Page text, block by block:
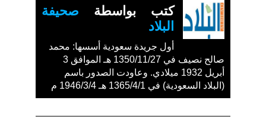
كتب بواسطة صحيفة
البلاد
أول جريدة سعودية أسسها: محمد
صالح نصيف في 1350/11/27 هـ الموافق 3
أبريل 1932 ميلادي. وعاودت الصدور باسم
(البلاد السعودية) في 1365/4/1 هـ 1946/3/4 م